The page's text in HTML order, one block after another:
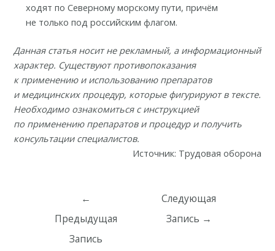
ходят по Северному морскому пути, причём
не только под российским флагом.
Данная статья носит не рекламный, а информационный
характер. Существуют противопоказания
к применению и использованию препаратов
и медицинских процедур, которые фигурируют в тексте.
Необходимо ознакомиться с инструкцией
по применению препаратов и процедур и получить
консультации специалистов.
Источник: Трудовая оборона
записям
←
Предыдущая
Запись
Следующая
Запись →